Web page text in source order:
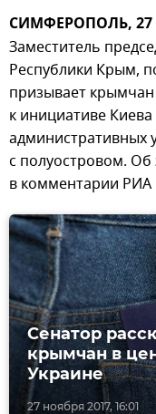
СИМФЕРОПОЛЬ, 27
Заместитель
Республики Крым,
призывает
к инициативе
административных
с полуостровом. Об
в комментарии
27 ноября 2017, 16:01
Сенатор
крымчан в
Украине